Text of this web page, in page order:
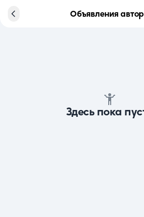
Объявления
Здесь пока